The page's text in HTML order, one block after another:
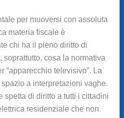
per muoversi con assoluta
materia fiscale è
chi ha il pieno diritto di
soprattutto, cosa la normativa
“apparecchio televisivo”. La
a interpretazioni vaghe
spetta di diritto a tutti i cittadini
residenziale che non